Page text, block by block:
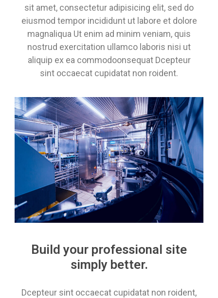
sit amet, consectetur adipisicing elit, sed do
eiusmod tempor incididunt ut labore et dolore
magnaliqua Ut enim ad minim veniam, quis
nostrud exercitation ullamco laboris nisi ut
aliquip ex ea commodoonsequat Dcepteur
sint occaecat cupidatat non roident.
Build your professional site
simply better.
Dcepteur sint occaecat cupidatat non roident,